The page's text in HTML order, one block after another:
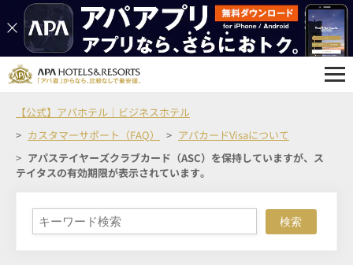
【公式】アパホテル｜ビジネスホテル
カスタマーサポート（FAQ）
アパカードVisaについて
アパステイヤーズクラブカード（ASC）を保持していますが、ス
テイタスの有効期限が表示されています。
検索